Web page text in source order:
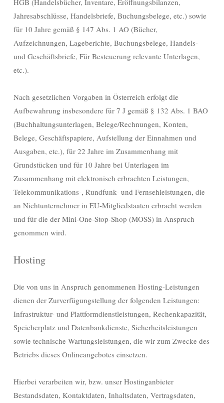
HGB (Handelsbücher, Inventare, Eröffnungsbilanzen,
Jahresabschlüsse, Handelsbriefe, Buchungsbelege, etc.) sowie
für 10 Jahre gemäß § 147 Abs. 1 AO (Bücher,
Aufzeichnungen, Lageberichte, Buchungsbelege, Handels-
und Geschäftsbriefe, Für Besteuerung relevante Unterlagen,
etc.).
Nach gesetzlichen Vorgaben in Österreich erfolgt die
Aufbewahrung insbesondere für 7 J gemäß § 132 Abs. 1 BAO
(Buchhaltungsunterlagen, Belege/Rechnungen, Konten,
Belege, Geschäftspapiere, Aufstellung der Einnahmen und
Ausgaben, etc.), für 22 Jahre im Zusammenhang mit
Grundstücken und für 10 Jahre bei Unterlagen im
Zusammenhang mit elektronisch erbrachten Leistungen,
Telekommunikations-, Rundfunk- und Fernsehleistungen, die
an Nichtunternehmer in EU-Mitgliedstaaten erbracht werden
und für die der Mini-One-Stop-Shop (MOSS) in Anspruch
genommen wird.
Hosting
Die von uns in Anspruch genommenen Hosting-Leistungen
dienen der Zurverfügungstellung der folgenden Leistungen:
Infrastruktur- und Plattformdienstleistungen, Rechenkapazität,
Speicherplatz und Datenbankdienste, Sicherheitsleistungen
sowie technische Wartungsleistungen, die wir zum Zwecke des
Betriebs dieses Onlineangebotes einsetzen.
Hierbei verarbeiten wir, bzw. unser Hostinganbieter
Bestandsdaten, Kontaktdaten, Inhaltsdaten, Vertragsdaten,